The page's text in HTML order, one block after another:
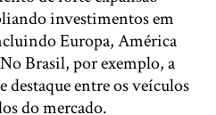
investimentos em
Europa, América
Brasil, por exemplo, a
destaque entre os veículos
do mercado.